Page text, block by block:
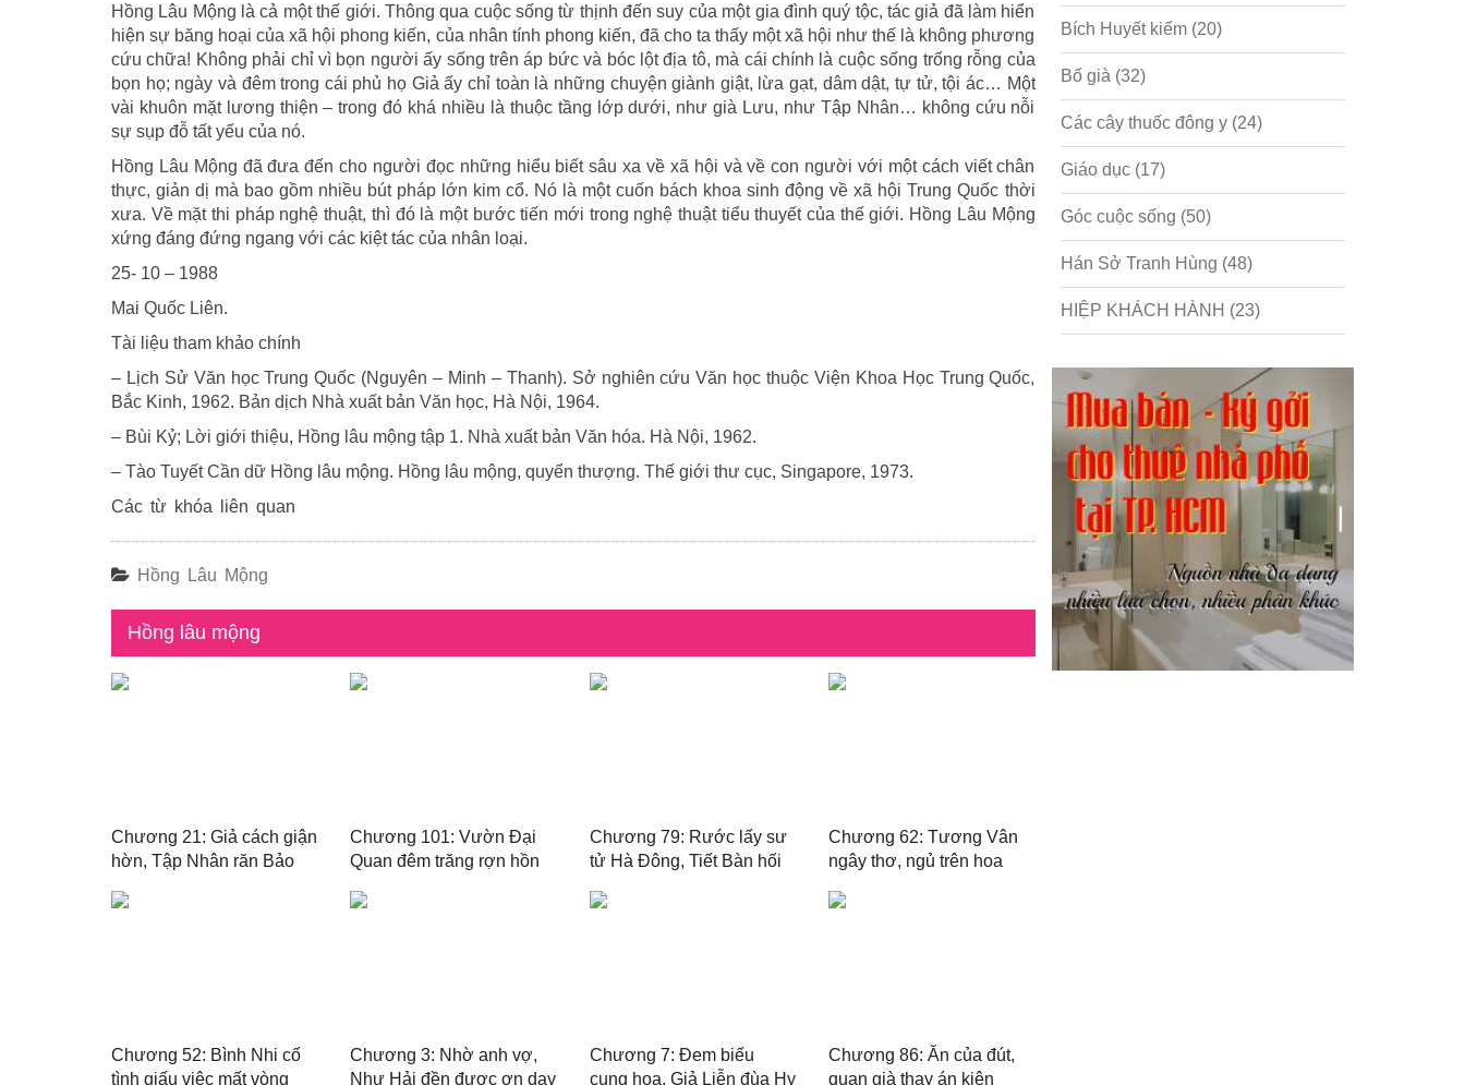
Hồng Lâu Mộng là cả một thế giới. Thông qua cuộc sống từ thịnh đến suy của một gia đình quý tộc, tác giả đã làm hiển
hiện sự băng hoại của xã hội phong kiến, của nhân tính phong kiến, đã cho ta thấy một xã hội như thế là không phương
cứu chữa! Không phải chỉ vì bọn người ấy sống trên áp bức và bóc lột địa tô, mà cái chính là cuộc sống trống rỗng của
bọn họ; ngày và đêm trong cái phủ họ Giả ấy chỉ toàn là những chuyện giành giật, lừa gạt, dâm dật, tự tử, tội ác… Một
vài khuôn mặt lương thiện – trong đó khá nhiều là thuộc tầng lớp dưới, như già Lưu, như Tập Nhân… không cứu nỗi
sự sụp đỗ tất yếu của nó.
Hồng Lâu Mộng đã đưa đến cho người đọc những hiểu biết sâu xa về xã hội và về con người với một cách viết chân
thực, giản dị mà bao gồm nhiều bút pháp lớn kim cổ. Nó là một cuốn bách khoa sinh động về xã hội Trung Quốc thời
xưa. Về mặt thi pháp nghệ thuật, thì đó là một bước tiến mới trong nghệ thuật tiểu thuyết của thế giới. Hồng Lâu Mộng
xứng đáng đứng ngang với các kiệt tác của nhân loại.
25- 10 – 1988
Mai Quốc Liên.
Tài liệu tham khảo chính
– Lịch Sử Văn học Trung Quốc (Nguyên – Minh – Thanh). Sở nghiên cứu Văn học thuộc Viện Khoa Học Trung Quốc,
Bắc Kinh, 1962. Bản dịch Nhà xuất bản Văn học, Hà Nội, 1964.
– Bùi Kỷ; Lời giới thiệu, Hồng lâu mộng tập 1. Nhà xuất bản Văn hóa. Hà Nội, 1962.
– Tào Tuyết Cần dữ Hồng lâu mộng. Hồng lâu mộng, quyển thượng. Thế giới thư cục, Singapore, 1973.
Các từ khóa liên quan
Hồng Lâu Mộng
Hồng lâu mộng
Chương 21: Giả cách giận
hờn, Tập Nhân răn Bảo
Chương 101: Vườn Đại
Quan đêm trăng rợn hồn
Chương 79: Rước lấy sư
tử Hà Đông, Tiết Bàn hối
Chương 62: Tương Vân
ngây thơ, ngủ trên hoa
Chương 52: Bình Nhi cố
tình giấu việc mất vòng
Chương 3: Nhờ anh vợ,
Như Hải đền được ơn dạy
Chương 7: Đem biếu
cung hoa, Giả Liễn đùa Hy
Chương 86: Ăn của đút,
quan già thay án kiện
Bích Huyết kiếm(20)
Bố già (32)
Các cây thuốc đông y(24)
Giáo dục(17)
Góc cuộc sống (50)
Hán Sở Tranh Hùng (48)
HIỆP KHÁCH HÀNH (23)
Kinh tế(1)
Kỹ năng(18)
Liên Thành quyết(13)
LỘC ĐỈNH KÝ (52)
Nước ngoài(5)
Phi Hồ ngoại truyện